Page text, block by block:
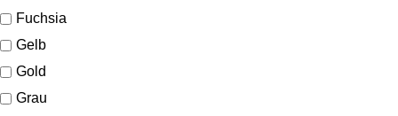
Fuchsia
Gelb
Gold
Grau